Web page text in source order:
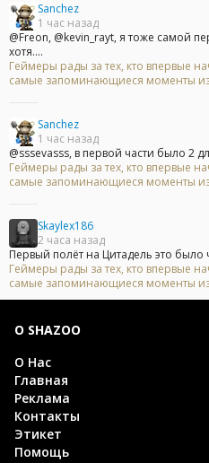
Sanchez
1 час назад
@Freon, @kevin_rayt, я тоже самой
хотя....
Геймеры рады за тех, кто впервые
самые запоминающиеся моменты
Sanchez
1 час назад
@sssevasss, в первой части было 2
Геймеры рады за тех, кто впервые
самые запоминающиеся моменты
Skaylex186
2 часа назад
Первый полёт на Цитадель это было
Геймеры рады за тех, кто впервые
самые запоминающиеся моменты
О SHAZOO
О Нас
Главная
Реклама
Контакты
Этикет
Помощь